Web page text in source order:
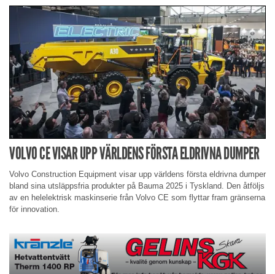
VOLVO CE VISAR UPP VÄRLDENS FÖRSTA ELDRIVNA DUMPER
Volvo Construction Equipment visar upp världens första eldrivna dumper
bland sina utsläppsfria produkter på Bauma 2025 i Tyskland. Den åtföljs
av en helelektrisk maskinserie från Volvo CE som flyttar fram gränserna
för innovation.